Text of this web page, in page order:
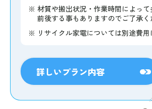
※ 材質や搬出状況・作業時間によっ
前後する事もありますのでご了承く
※ リサイクル家電については別途費用
詳しいプラン内容